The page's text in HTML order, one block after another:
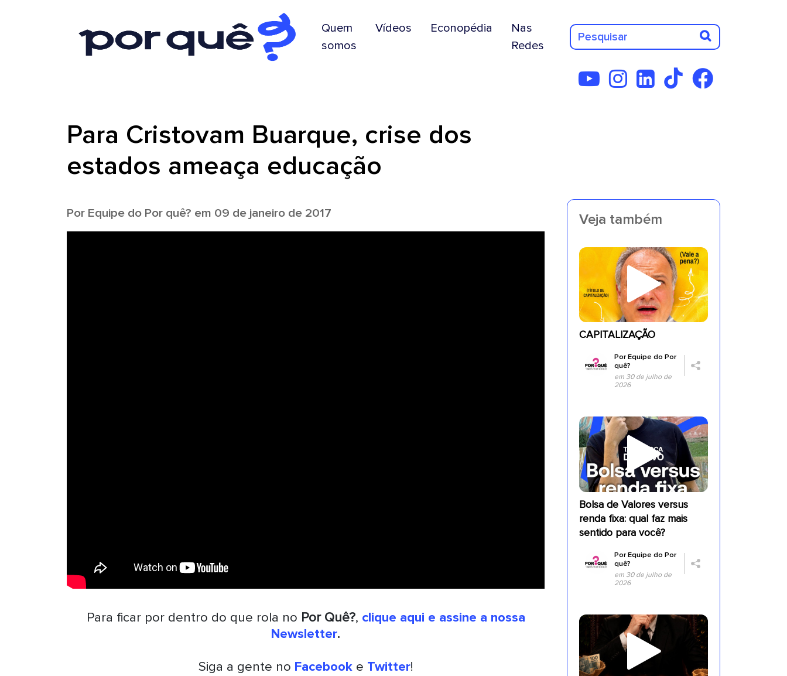
Quem
somos
Vídeos Econopédia
Nas
Redes
Para Cristovam Buarque, crise dos
estados ameaça educação
Por Equipe do Por quê? em 09 de janeiro de 2017
Para ficar por dentro do que rola no Por Quê?, clique aqui e assine a nossa
Newsletter.
Siga a gente no Facebooke Twitter!
Veja também
CAPITALIZAÇÃO
PorEquipe do Por
quê?
em 30 de julho de
2026
Bolsa de Valores versus
renda fixa: qual faz mais
sentido para você?
PorEquipe do Por
quê?
em 30 de julho de
2026